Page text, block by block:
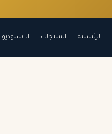
الرئيسية المنتجات الاستوديو 3D